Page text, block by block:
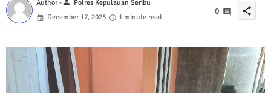
Author -person Polres Kepulauan Seribu
December 17, 2025
1 minute read
0 share